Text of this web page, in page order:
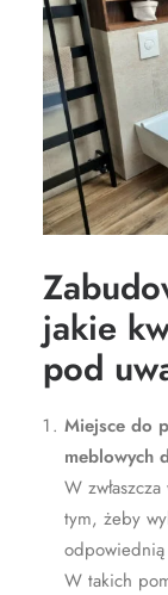
jakie
pod
Miejsce do
meblowych
W
tym, żeby
W takich